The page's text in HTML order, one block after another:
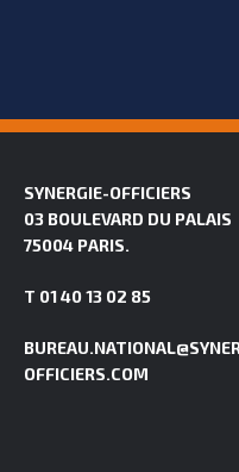
SYNERGIE-OFFICIERS
03 BOULEVARD DU PALAIS
75004 PARIS.
T 01 40 13 02 85
OFFICIERS.COM